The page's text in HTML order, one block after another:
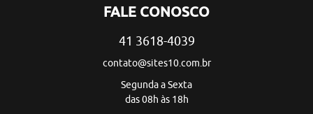
FALE CONOSCO
41 3618-4039
contato@sites10.com.br
Segunda a Sexta
das 08h às 18h